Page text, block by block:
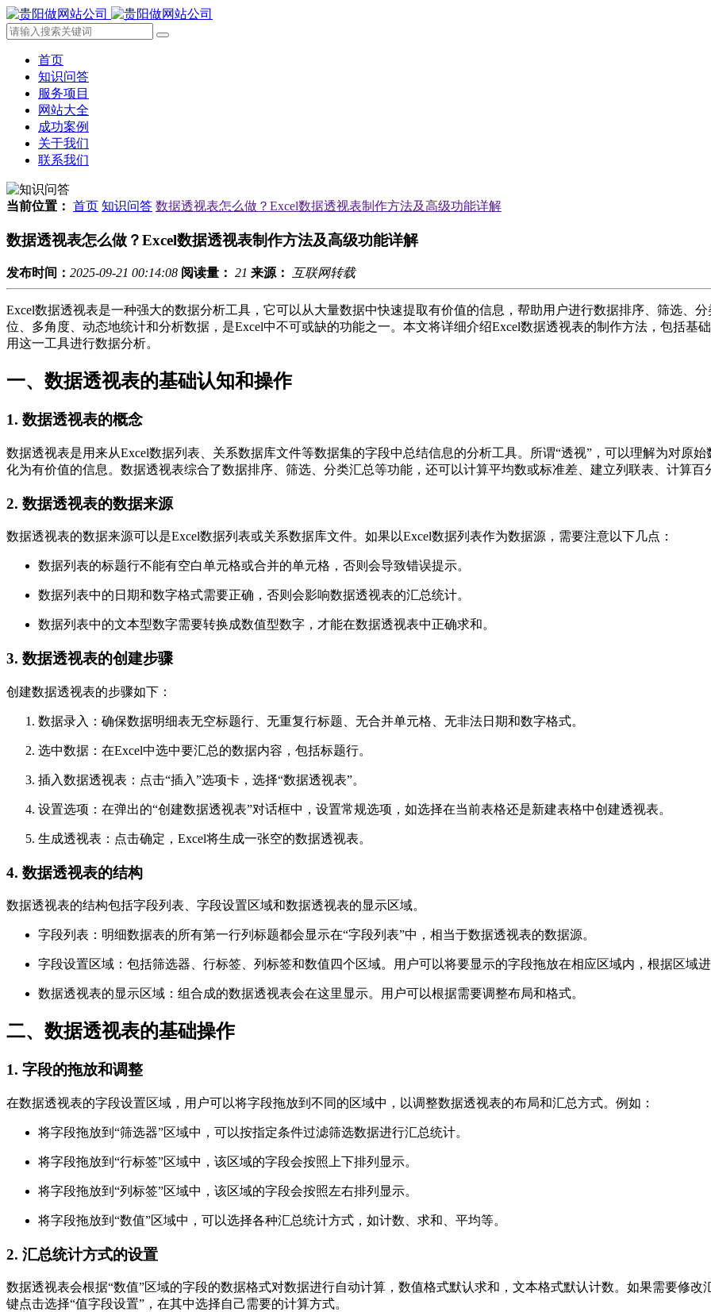
首页
知识问答
服务项目
网站大全
成功案例
关于我们
联系我们
当前位置： 首页 知识问答 数据透视表怎么做？Excel数据透视表制作方法及高级功能详解
数据透视表怎么做？Excel数据透视表制作方法及高级功能详解
发布时间： 2025-09-21 00:14:08 阅读量： 21 来源： 互联网转载
Excel数据透视表是一种强大的数据分析工具，它可以从大量数据中快速提取有价值的信息，帮助用户进行数据排序、筛选、
位、多角度、动态地统计和分析数据，是Excel中不可或缺的功能之一。本文将详细介绍Excel数据透视表的制作方法，包括基
用这一工具进行数据分析。
一、数据透视表的基础认知和操作
1. 数据透视表的概念
数据透视表是用来从Excel数据列表、关系数据库文件等数据集的字段中总结信息的分析工具。所谓“透视”，可以理解为对原
化为有价值的信息。数据透视表综合了数据排序、筛选、分类汇总等功能，还可以计算平均数或标准差、建立列联表、计算百
2. 数据透视表的数据来源
数据透视表的数据来源可以是Excel数据列表或关系数据库文件。如果以Excel数据列表作为数据源，需要注意以下几点：
数据列表的标题行不能有空白单元格或合并的单元格，否则会导致错误提示。
数据列表中的日期和数字格式需要正确，否则会影响数据透视表的汇总统计。
数据列表中的文本型数字需要转换成数值型数字，才能在数据透视表中正确求和。
3. 数据透视表的创建步骤
创建数据透视表的步骤如下：
数据录入：确保数据明细表无空标题行、无重复行标题、无合并单元格、无非法日期和数字格式。
选中数据：在Excel中选中要汇总的数据内容，包括标题行。
插入数据透视表：点击“插入”选项卡，选择“数据透视表”。
设置选项：在弹出的“创建数据透视表”对话框中，设置常规选项，如选择在当前表格还是新建表格中创建透视表。
生成透视表：点击确定，Excel将生成一张空的数据透视表。
4. 数据透视表的结构
数据透视表的结构包括字段列表、字段设置区域和数据透视表的显示区域。
字段列表：明细数据表的所有第一行列标题都会显示在“字段列表”中，相当于数据透视表的数据源。
字段设置区域：包括筛选器、行标签、列标签和数值四个区域。用户可以将要显示的字段拖放在相应区域内，根据区域
数据透视表的显示区域：组合成的数据透视表会在这里显示。用户可以根据需要调整布局和格式。
二、数据透视表的基础操作
1. 字段的拖放和调整
在数据透视表的字段设置区域，用户可以将字段拖放到不同的区域中，以调整数据透视表的布局和汇总方式。例如：
将字段拖放到“筛选器”区域中，可以按指定条件过滤筛选数据进行汇总统计。
将字段拖放到“行标签”区域中，该区域的字段会按照上下排列显示。
将字段拖放到“列标签”区域中，该区域的字段会按照左右排列显示。
将字段拖放到“数值”区域中，可以选择各种汇总统计方式，如计数、求和、平均等。
2. 汇总统计方式的设置
数据透视表会根据“数值”区域的字段的数据格式对数据进行自动计算，数值格式默认求和，文本格式默认计数。如果需要修
键点击选择“值字段设置”，在其中选择自己需要的计算方式。